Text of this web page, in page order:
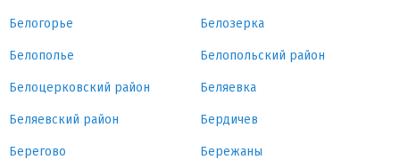
Белогорье Белозерка
Белополье Белопольский район
Белоцерковский район Беляевка
Беляевский район Бердичев
Берегово Бережаны